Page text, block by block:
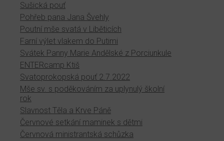
Sušická pouť
Pohřeb pana Jana Švehly
Poutní mše svatá v Liběticích
Farní výlet vlakem do Putimi
Svátek Panny Marie Andělské z Porciunkule
ENTERcamp Ktiš
Svatoprokopská pouť 2.7.2022
Mše sv. s poděkováním za uplynulý školní
rok
Slavnost Těla a Krve Páně
Červnové setkání maminek s dětmi
Červnová ministrantská schůzka